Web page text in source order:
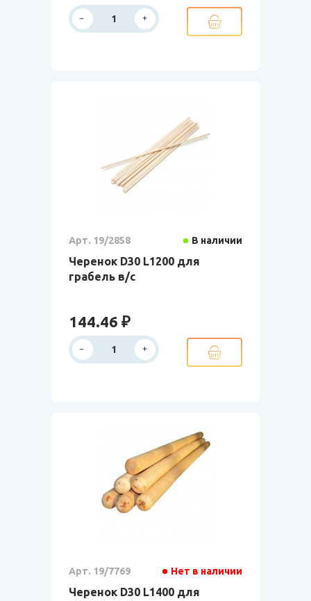
Арт. 19/2858 В наличии
Черенок D30 L1200 для
грабель в/с
144.46 ₽
Арт. 19/7769 Нет в наличии
Черенок D30 L1400 для